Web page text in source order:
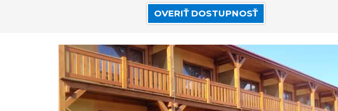
OVERIŤ DOSTUPNOSŤ